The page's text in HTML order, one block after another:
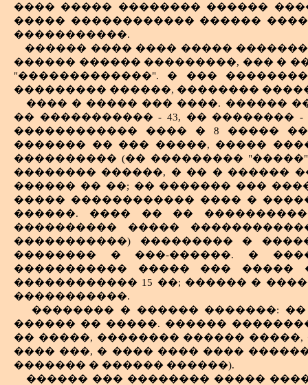
���������� ����������� ������
� ����������� ��
�������, � ��, ��� ������
�������� � ������� �
����������� ����� ��� ���������
����-������ � ������ ��������
�������� �����, � �����������
������, ������� ������,
���������, ������, ������.
�������� ��������� ��
������������ ������, �
������� ������ � �����-������.
������ ����� ������� �
����������� ����-������,
�������, � ��������� � ������
��������� � ������-
������� �������� ���. ��������
� �����-������ ��������� � �������
������� ������; ���������
������� �������������
������ ������ ������� �������
���������� ������
������������ ������ ���� ��
������� ������� � ������ �������,
�������� ��������
��������� �������� �����������.
���������� �������� ����������
������������� � ����������. ������
���� ��� ����� � �����
������������� �����
����������� ����� ������� �
���� ����� �������� ������
����� ������������ ������
�����������.
������ ���� ���� �����
������ ������ ���������, ��� �
"�������������". � ���
��������� ������, ��������
���� � ����� ��� ����. ������
�� ����������� - 43, �� �������� -
������������ ���� � 8 �����
������� �� ��� �����, �����
���������� (�� ���������
�������� ������, � �� � ������
������ �� ��; �� ������� ���
����� ������������ ���� �
������. ���� �� ��
���������� �����
�����������) ��������� �
�������� � ���-������. �
����������� ����� ��� �����
������������ 15 ��; ������ �
�����������.
�������� � ������ �������:
������ �� �����. ������
�� �����, �������� ������
���� ���, � ���� ���� ����
������� � ������ ������).
������ ��� �������� �����